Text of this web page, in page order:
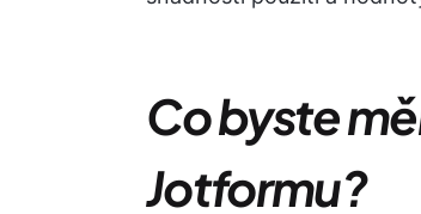
Co byste
Jotformu?